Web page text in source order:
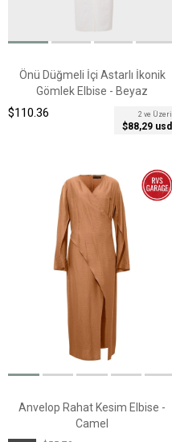
Önü Düğmeli İçi Astarlı İkonik
Gömlek Elbise - Beyaz
$110.36 2 ve Üzeri
$88,29 usd
Anvelop Rahat Kesim Elbise -
Camel